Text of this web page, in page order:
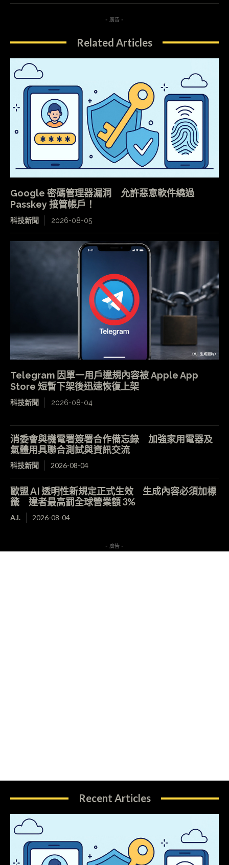
- 廣告 -
Related Articles
Google 密碼管理器漏洞 允許惡意軟件繞過
Passkey 接管帳戶！
科技新聞 2026-08-05
Telegram 因單一用戶違規內容被 Apple App
Store 短暫下架後迅速恢復上架
科技新聞 2026-08-04
消委會與機電署簽署合作備忘錄 加強家用電器及
氣體用具聯合測試與資訊交流
科技新聞 2026-08-04
歐盟 AI 透明性新規定正式生效 生成內容必須加標
籤 違者最高罰全球營業額 3%
A.I. 2026-08-04
- 廣告 -
Recent Articles